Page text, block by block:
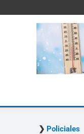
Policiales